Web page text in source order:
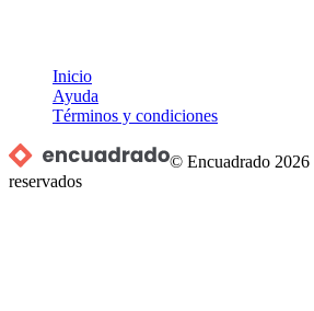
Inicio
Ayuda
Términos y condiciones
© Encuadrado 2026
reservados